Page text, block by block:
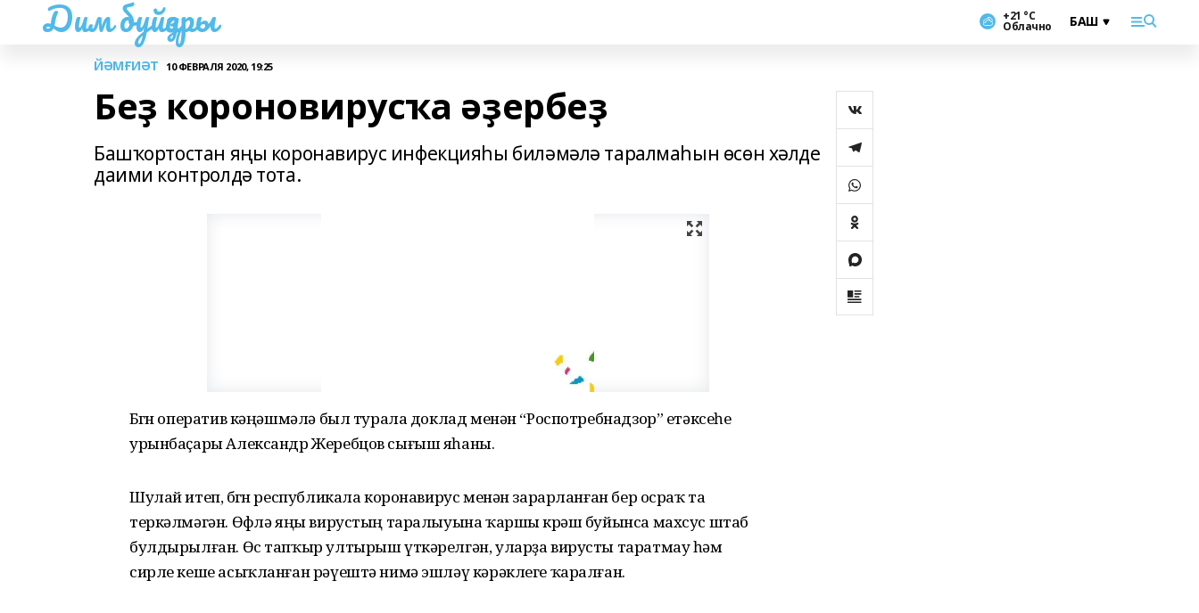
Дим буйҙары +21 °С
Облачно
ЙӘМҒИӘТ 10 ФЕВРАЛЯ 2020, 19:25
Беҙ короновирусҡа әҙербеҙ
Башҡортостан яңы коронавирус инфекцияһы биләмәлә таралмаһын өсөн хәлде
даими контролдә тота.
Бөгөн оператив кәңәшмәлә был турала доклад менән “Роспотребнадзор” етәксеһе
урынбаҫары Александр Жеребцов сығыш яһаны.
Шулай итеп, бөгөн республикала коронавирус менән зарарланған бер осраҡ та
теркәлмәгән. Өфөлә яңы вирустың таралыуына ҡаршы көрәш буйынса махсус штаб
булдырылған. Өс тапҡыр ултырыш үткәрелгән, уларҙа вирусты таратмау һәм
сирле кеше асыҡланған рәүештә нимә эшләү кәрәклеге ҡаралған.